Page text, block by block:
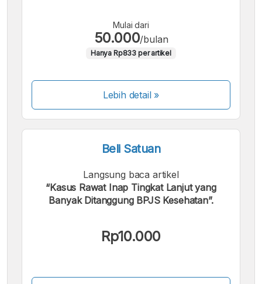
Mulai dari
50.000/bulan
Hanya Rp833 per artikel
Lebih detail »
Beli Satuan
Langsung baca artikel
“Kasus Rawat Inap Tingkat Lanjut yang
Banyak Ditanggung BPJS Kesehatan”.
Rp10.000
Kami menerima pembayaran berikut: